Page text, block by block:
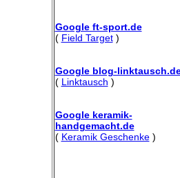
Google ft-sport.de
( Field Target)
Google blog-
( Linktausch )
Google keramik-
handgemacht.de
( Keramik Geschenke)